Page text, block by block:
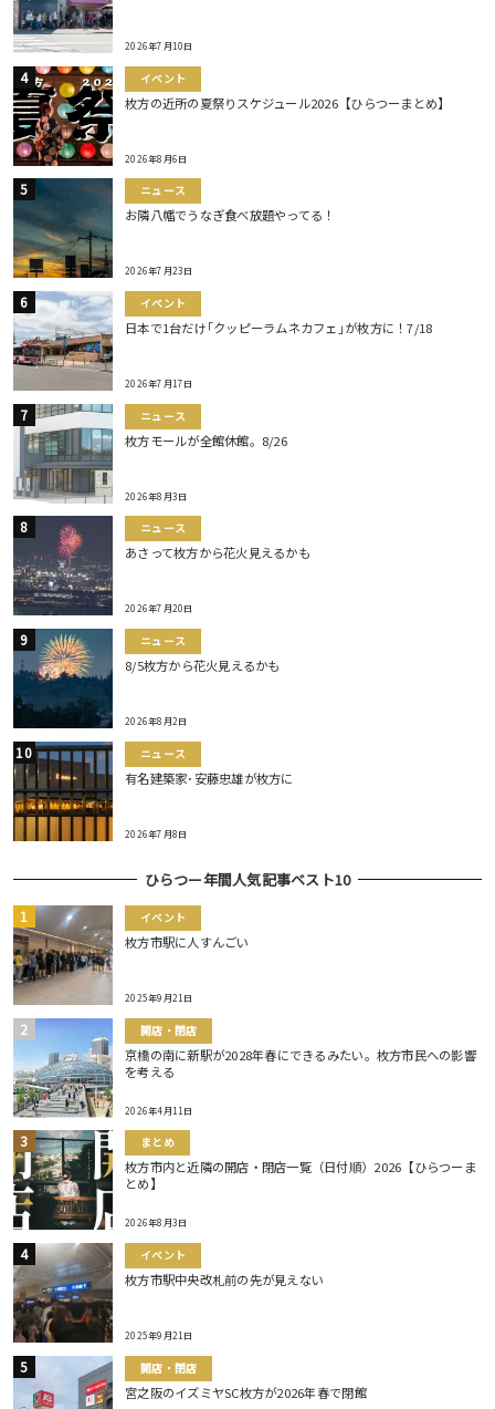
2026年7月10日
イベント
枚方の近所の夏祭りスケジュール2026【ひらつーまとめ】
2026年8月6日
ニュース
お隣八幡でうなぎ食べ放題やってる！
2026年7月23日
イベント
日本で1台だけ｢クッピーラムネカフェ｣が枚方に！7/18
2026年7月17日
ニュース
枚方モールが全館休館。8/26
2026年8月3日
ニュース
あさって枚方から花火見えるかも
2026年7月20日
ニュース
8/5枚方から花火見えるかも
2026年8月2日
ニュース
有名建築家･安藤忠雄が枚方に
2026年7月8日
ひらつー年間人気記事ベスト10
イベント
枚方市駅に人すんごい
2025年9月21日
開店・閉店
京橋の南に新駅が2028年春にできるみたい。枚方市民への影響
を考える
2026年4月11日
まとめ
枚方市内と近隣の開店・閉店一覧（日付順）2026【ひらつーま
とめ】
2026年8月3日
イベント
枚方市駅中央改札前の先が見えない
2025年9月21日
開店・閉店
宮之阪のイズミヤSC枚方が2026年春で閉館